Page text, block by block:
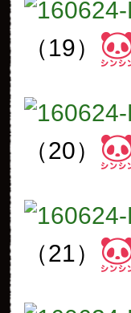
（19）
（20）
（21）